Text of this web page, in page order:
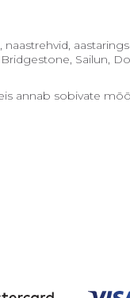
Sailun,
annab sobivate